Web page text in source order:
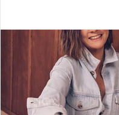
ans, l’événement prône
: plus réfléchi et plus
précommandes donnent
la surproduction et ainsi
consommation raisonnée
demande qui est réelle e